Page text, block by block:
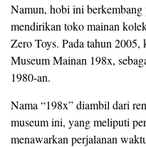
Namun, hobi ini
mendirikan toko mainan
Zero Toys. Pada tahun
Museum Mainan 198x,
1980-an.
Nama “198x” diambil dari
museum ini, yang meliputi
menawarkan perjalanan